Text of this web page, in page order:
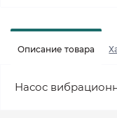
Описание товара
Насос